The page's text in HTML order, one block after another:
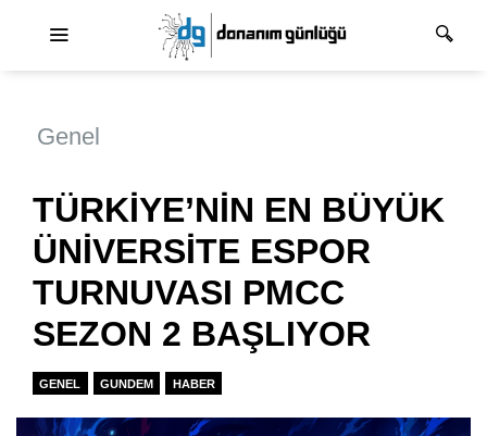
Genel
TÜRKİYE’NİN EN BÜYÜK
ÜNİVERSİTE ESPOR
TURNUVASI PMCC
SEZON 2 BAŞLIYOR
GENEL GUNDEM HABER